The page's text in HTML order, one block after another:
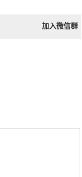
加入微信群